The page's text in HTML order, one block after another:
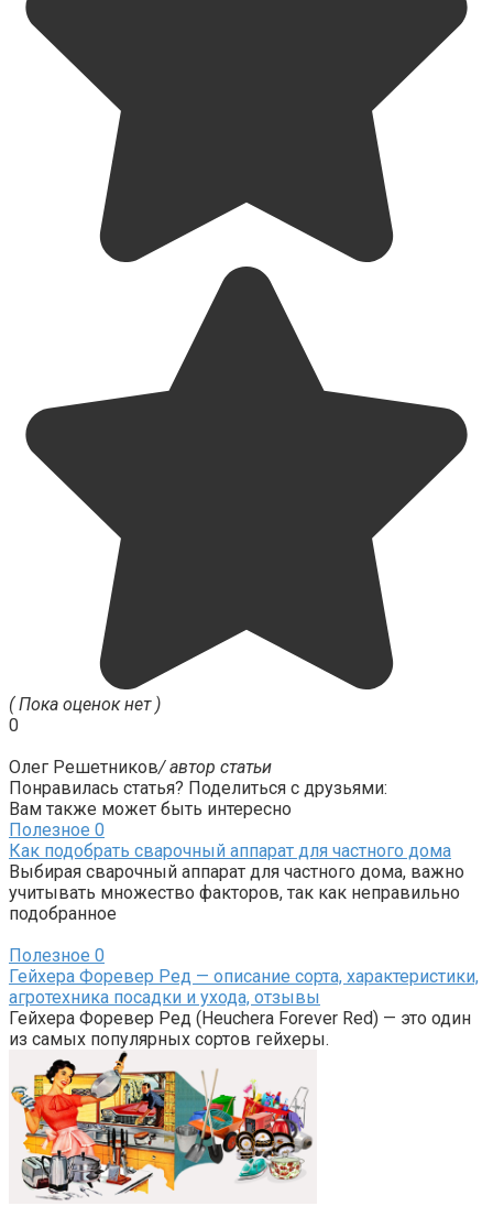
( Пока оценок нет )
0
Олег Решетников/ автор статьи
Понравилась статья? Поделиться с друзьями:
Вам также может быть интересно
Полезное 0
Как подобрать сварочный аппарат для частного дома
Выбирая сварочный аппарат для частного дома, важно
учитывать множество факторов, так как неправильно
подобранное
Полезное 0
Гейхера Форевер Ред — описание сорта, характеристики,
агротехника посадки и ухода, отзывы
Гейхера Форевер Ред (Heuchera Forever Red) — это один
из самых популярных сортов гейхеры.